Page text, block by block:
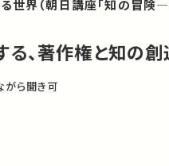
世界（朝日講座「知の冒
、著作権と知の
がら聞き可